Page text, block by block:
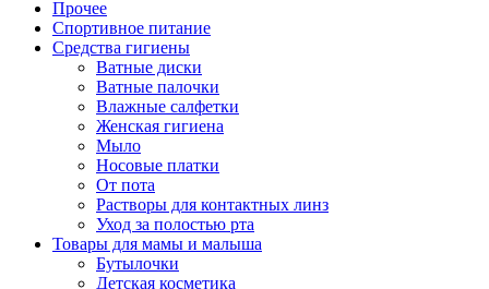
Прочее
Спортивное питание
Средства гигиены
Ватные диски
Ватные палочки
Влажные салфетки
Женская гигиена
Мыло
Носовые платки
От пота
Растворы для контактных линз
Уход за полостью рта
Товары для мамы и малыша
Бутылочки
Детская косметика